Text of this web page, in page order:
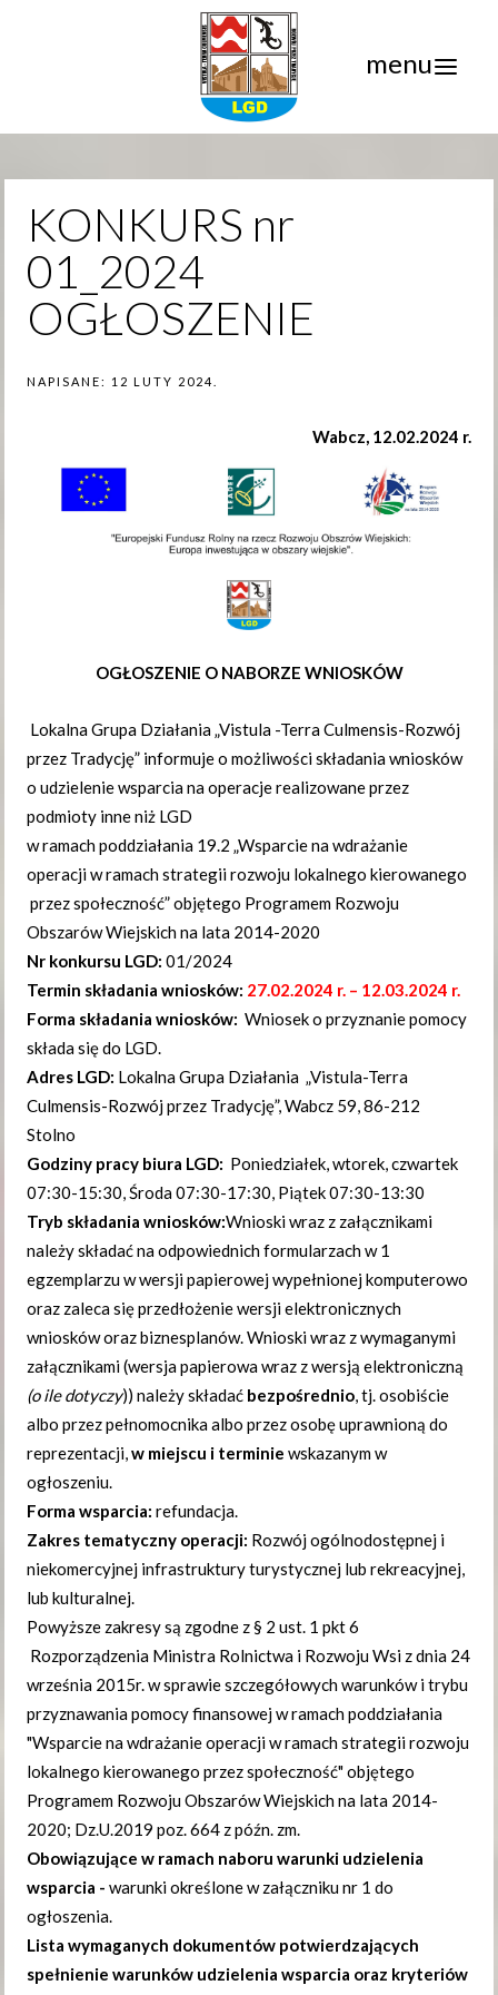
menu
KONKURS nr
01_2024
OGŁOSZENIE
NAPISANE: 12 LUTY 2024
Wabcz, 12.02.2024 r.
OGŁOSZENIE O NABORZE WNIOSKÓW
Lokalna Grupa Działania „Vistula -Terra Culmensis-Rozwój
przez Tradycję” informuje o możliwości składania wniosków
o udzielenie wsparcia na operacje realizowane przez
podmioty inne niż LGD
w ramach poddziałania 19.2 „Wsparcie na wdrażanie
operacji w ramach strategii rozwoju lokalnego kierowanego
przez społeczność” objętego Programem Rozwoju
Obszarów Wiejskich na lata 2014-2020
Nr konkursu LGD:01/2024
Termin składania wniosków: 27.02.2024 r. – 12.03.2024 r.
Forma składania wniosków: Wniosek o przyznanie pomocy
składa się do LGD.
Adres LGD: Lokalna Grupa Działania „Vistula-Terra
Culmensis-Rozwój przez Tradycję”, Wabcz 59, 86-212
Stolno
Godziny pracy biura LGD: Poniedziałek, wtorek, czwartek
07:30-15:30, Środa 07:30-17:30, Piątek 07:30-13:30
Tryb składania wniosków:Wnioski wraz z załącznikami
należy składać na odpowiednich formularzach w 1
egzemplarzu w wersji papierowej wypełnionej komputerowo
oraz zaleca się przedłożenie wersji elektronicznych
wniosków oraz biznesplanów. Wnioski wraz z wymaganymi
załącznikami (wersja papierowa wraz z wersją elektroniczną
(o ile dotyczy)) należy składać bezpośrednio, tj. osobiście
albo przez pełnomocnika albo przez osobę uprawnioną do
reprezentacji,w miejscu i terminie wskazanym w
ogłoszeniu.
Forma wsparcia: refundacja.
Zakres tematyczny operacji: Rozwój ogólnodostępnej i
niekomercyjnej infrastruktury turystycznej lub rekreacyjnej,
lub kulturalnej.
Powyższe zakresy są zgodne z § 2 ust. 1 pkt 6
Rozporządzenia Ministra Rolnictwa i Rozwoju Wsi z dnia 24
września 2015r. w sprawie szczegółowych warunków i trybu
przyznawania pomocy finansowej w ramach poddziałania
"Wsparcie na wdrażanie operacji w ramach strategii rozwoju
lokalnego kierowanego przez społeczność" objętego
Programem Rozwoju Obszarów Wiejskich na lata 2014-
2020; Dz.U.2019 poz. 664 z późn. zm.
Obowiązujące w ramach naboru warunki udzielenia
wsparcia -warunki określone w załączniku nr 1 do
ogłoszenia.
Lista wymaganych dokumentów potwierdzających
spełnienie warunków udzielenia wsparcia oraz kryteriów